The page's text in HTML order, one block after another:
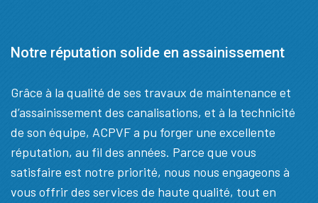
Notre réputation solide en assainissement
Grâce à la qualité de ses travaux de maintenance et
d’assainissement des canalisations, et à la technicité
de son équipe, ACPVF a pu forger une excellente
réputation, au fil des années. Parce que vous
satisfaire est notre priorité, nous nous engageons à
vous offrir des services de haute qualité, tout en